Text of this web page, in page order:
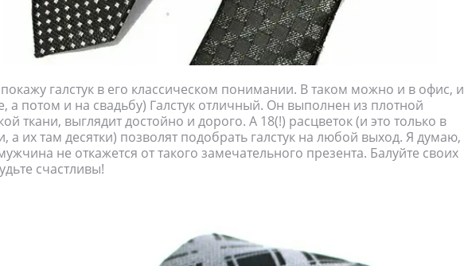
покажу галстук в его классическом понимании. В таком можно и в офис, и
а потом и на свадьбу) Галстук отличный. Он выполнен из плотной
ткани, выглядит достойно и дорого. А 18(!) расцветок (и это только в
а их там десятки) позволят подобрать галстук на любой выход. Я думаю,
не откажется от такого замечательного презента. Балуйте своих
счастливы!